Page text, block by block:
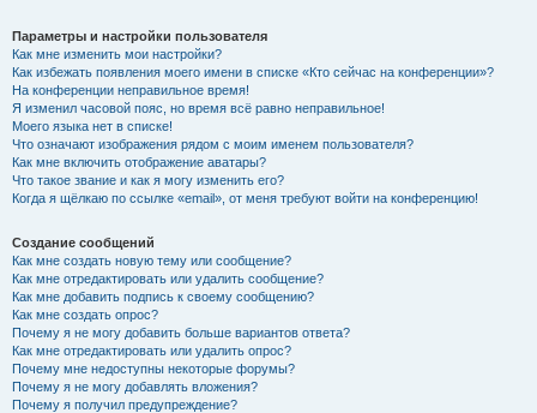
Параметры и настройки пользователя
Как мне изменить мои настройки?
Как избежать появления моего имени в списке «Кто сейчас на конференции»?
На конференции неправильное время!
Я изменил часовой пояс, но время всё равно неправильное!
Моего языка нет в списке!
Что означают изображения рядом с моим именем пользователя?
Как мне включить отображение аватары?
Что такое звание и как я могу изменить его?
Когда я щёлкаю по ссылке «email», от меня требуют войти на конференцию!
Создание сообщений
Как мне создать новую тему или сообщение?
Как мне отредактировать или удалить сообщение?
Как мне добавить подпись к своему сообщению?
Как мне создать опрос?
Почему я не могу добавить больше вариантов ответа?
Как мне отредактировать или удалить опрос?
Почему мне недоступны некоторые форумы?
Почему я не могу добавлять вложения?
Почему я получил предупреждение?